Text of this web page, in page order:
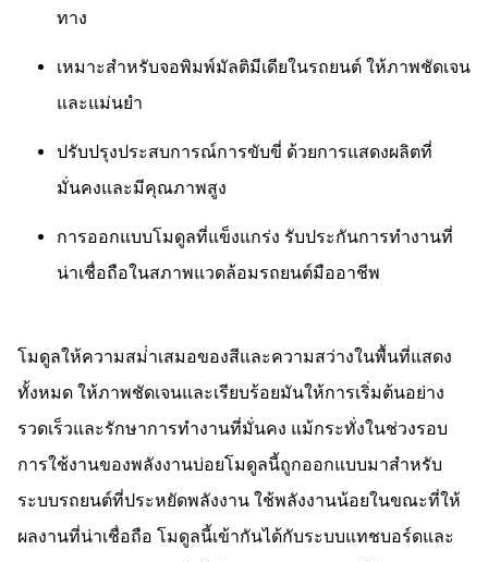
ทาง
เหมาะสําหรับจอพิมพ์มัลติมีเดียในรถยนต์ ให้ภาพชัดเจน
และแม่นยํา
ปรับปรุงประสบการณ์การขับขี่ ด้วยการแสดงผลิตที่
มั่นคงและมีคุณภาพสูง
การออกแบบโมดูลที่แข็งแกร่ง รับประกันการทํางานที่
น่าเชื่อถือในสภาพแวดล้อมรถยนต์มืออาชีพ
โมดูลให้ความสม่ําเสมอของสีและความสว่างในพื้นที่แสดง
ทั้งหมด ให้ภาพชัดเจนและเรียบร้อยมันให้การเริ่มต้นอย่าง
รวดเร็วและรักษาการทํางานที่มั่นคง แม้กระทั่งในช่วงรอบ
การใช้งานของพลังงานบ่อยโมดูลนี้ถูกออกแบบมาสําหรับ
ระบบรถยนต์ที่ประหยัดพลังงาน ใช้พลังงานน้อยในขณะที่ให้
ผลงานที่น่าเชื่อถือ โมดูลนี้เข้ากันได้กับระบบแทชบอร์ดและ